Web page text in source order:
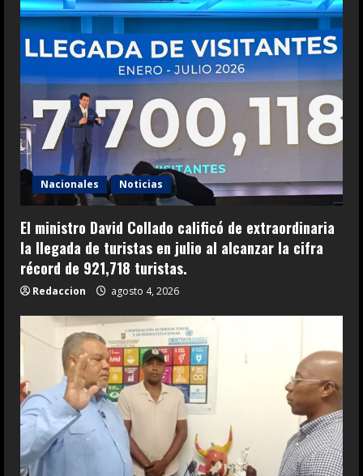
Nacionales Noticias
El ministro David Collado calificó de extraordinaria
la llegada de turistas en julio al alcanzar la cifra
récord de 921,718 turistas.
Redaccion agosto 4, 2026